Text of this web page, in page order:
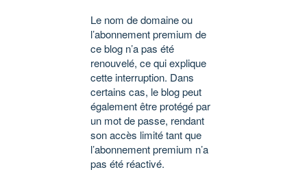
Le nom de domaine ou
l’abonnement premium de
ce blog n’a pas été
renouvelé, ce qui explique
cette interruption. Dans
certains cas, le blog peut
également être protégé par
un mot de passe, rendant
son accès limité tant que
l’abonnement premium n’a
pas été réactivé.